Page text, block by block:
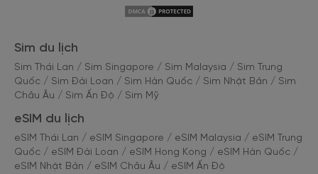
Sim du lịch
Sim Thái Lan / Sim Singapore / Sim Malaysia / Sim Trung
Quốc / Sim Đài Loan / Sim Hàn Quốc / Sim Nhật Bản / Sim
Châu Âu / Sim Ấn Độ / Sim Mỹ
eSIM du lịch
eSIM Thái Lan / eSIM Singapore / eSIM Malaysia / eSIM Trung
Quốc / eSIM Đài Loan / eSIM Hong Kong / eSIM Hàn Quốc /
eSIM Nhật Bản / eSIM Châu Âu / eSIM Ấn Độ